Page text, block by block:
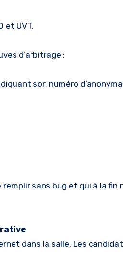
et UVT.
d’arbitrage :
son numéro
sans bug et qui à la fin
dans la salle. Les